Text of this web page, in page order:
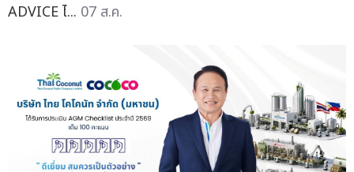
ADVICE ไ... 07 ส.ค.